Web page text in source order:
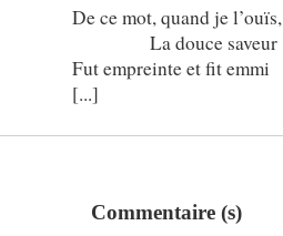
De ce mot, quand je l’ouïs,
La douce saveur
Fut empreinte et fit emmi
[...]
Commentaire (s)